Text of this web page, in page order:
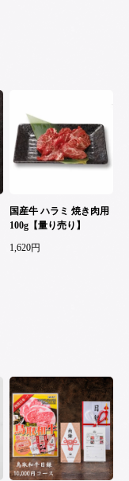
国産牛 ハラミ 焼き肉用
100g【量り売り】
1,620円